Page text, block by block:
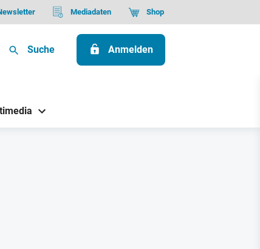
Mediadaten Shop
Suche Anmelden